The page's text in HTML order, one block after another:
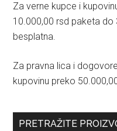
Za verne kupce i
10.000,00 rsd paketa
besplatna.
Za pravna lica i
kupovinu preko
PRETRAŽITE